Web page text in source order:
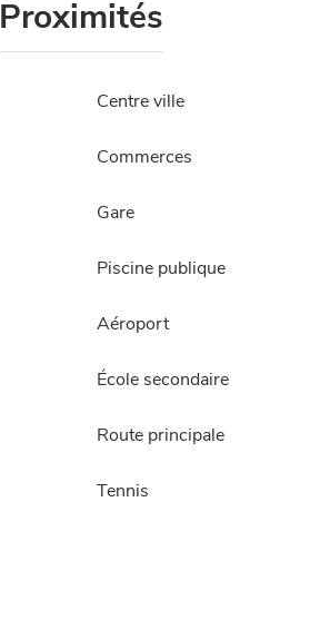
Proximités
Centre ville
Commerces
Gare
Piscine publique
Aéroport
École secondaire
Route principale
Tennis